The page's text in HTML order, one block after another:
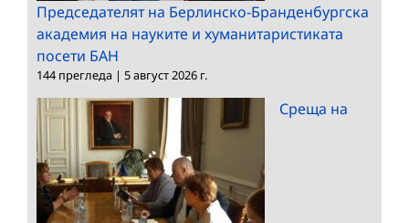
Председателят на Берлинско-Бранденбургска
академия на науките и хуманитаристиката
посети БАН
144 прегледа | 5 август 2026 г.
Среща на